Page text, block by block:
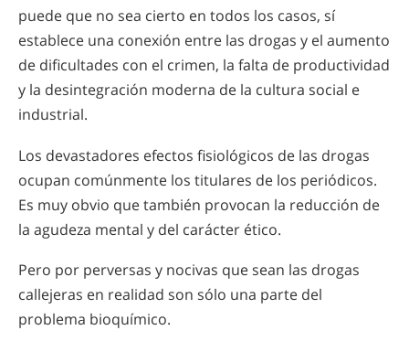
puede que no sea cierto en todos los casos, sí
establece una conexión entre las drogas y el aumento
de dificultades con el crimen, la falta de productividad
y la desintegración moderna de la cultura social e
industrial.
Los devastadores efectos fisiológicos de las drogas
ocupan comúnmente los titulares de los periódicos.
Es muy obvio que también provocan la reducción de
la agudeza mental y del carácter ético.
Pero por perversas y nocivas que sean las drogas
callejeras en realidad son sólo una parte del
problema bioquímico.